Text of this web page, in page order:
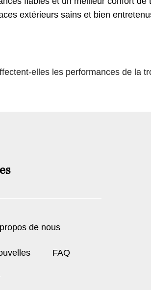
extérieurs sains et bien
elles les performances de la
de nous
FAQ